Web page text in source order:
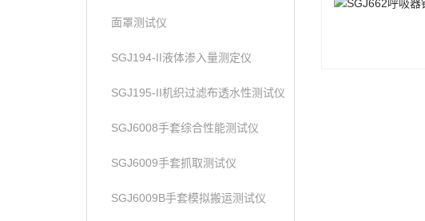
面罩测试仪
SGJ194-II液体渗入量测定仪
SGJ195-II机织过滤布透水性测试仪
SGJ6008手套综合性能测试仪
SGJ6009手套抓取测试仪
SGJ6009B手套模拟搬运测试仪